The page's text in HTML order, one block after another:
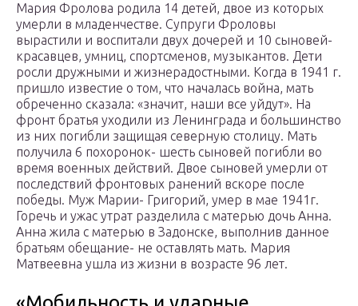
Мария Фролова родила 14 детей, двое из которых
умерли в младенчестве. Супруги Фроловы
вырастили и воспитали двух дочерей и 10 сыновей-
красавцев, умниц, спортсменов, музыкантов. Дети
росли дружными и жизнерадостными. Когда в 1941 г.
пришло известие о том, что началась война, мать
обреченно сказала: «значит, наши все уйдут». На
фронт братья уходили из Ленинграда и большинство
из них погибли защищая северную столицу. Мать
получила 6 похоронок- шесть сыновей погибли во
время военных действий. Двое сыновей умерли от
последствий фронтовых ранений вскоре после
победы. Муж Марии- Григорий, умер в мае 1941г.
Горечь и ужас утрат разделила с матерью дочь Анна.
Анна жила с матерью в Задонске, выполнив данное
братьям обещание- не оставлять мать. Мария
Матвеевна ушла из жизни в возрасте 96 лет.